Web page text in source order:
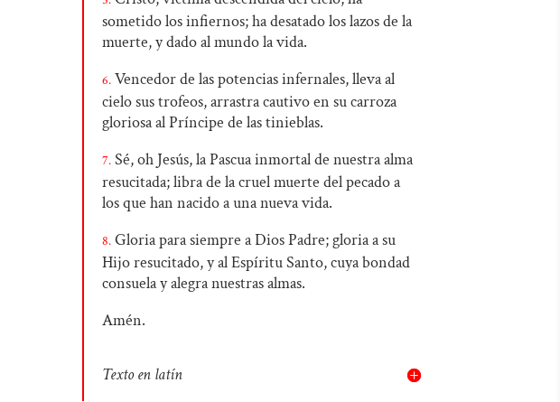
sometido los infiernos; ha desatado los lazos de la
muerte, y dado al mundo la vida.
6.Vencedor de las potencias infernales, lleva al
cielo sus trofeos, arrastra cautivo en su carroza
gloriosa al Príncipe de las tinieblas.
7.Sé, oh Jesús, la Pascua inmortal de nuestra alma
resucitada; libra de la cruel muerte del pecado a
los que han nacido a una nueva vida.
8.Gloria para siempre a Dios Padre; gloria a su
Hijo resucitado, y al Espíritu Santo, cuya bondad
consuela y alegra nuestras almas.
Amén.
Texto en latín